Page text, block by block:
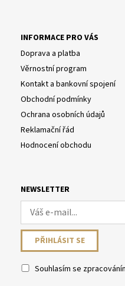
INFORMACE PRO VÁS
Doprava a platba
Věrnostní program
Kontakt a bankovní spojení
Obchodní podmínky
Ochrana osobních údajů
Reklamační řád
Hodnocení obchodu
NEWSLETTER
Souhlasím se